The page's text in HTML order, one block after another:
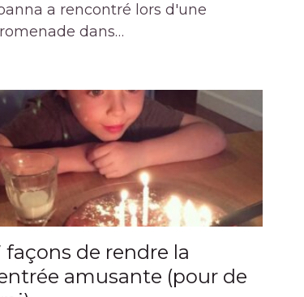
a rencontré lors d'une
dans…
façons de rendre la
amusante (pour de